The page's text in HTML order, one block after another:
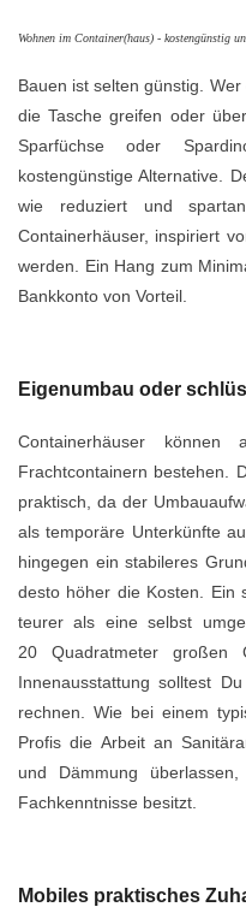
Wohnen im Container(haus) - kostengünstig
Bauen ist selten günstig.
die Tasche greifen oder
Sparfüchse oder
kostengünstige Alternative.
wie reduziert und
Containerhäuser, inspiriert
werden. Ein Hang zum
Bankkonto von Vorteil.
Eigenumbau oder
Containerhäuser können
Frachtcontainern bestehen.
praktisch, da der
als temporäre Unterkünfte
hingegen ein stabileres
desto höher die Kosten. Ein
teurer als eine selbst
20 Quadratmeter großen
Innenausstattung solltest
rechnen. Wie bei einem
Profis die Arbeit an
und Dämmung
Fachkenntnisse besitzt.
Mobiles praktisches